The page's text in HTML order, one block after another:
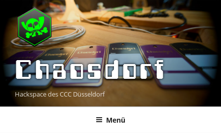
Inhalt
springen
Chaosdorf
Hackspace des CCC Düsseldorf
Menü